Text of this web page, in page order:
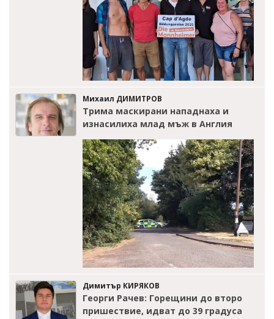
Михаил ДИМИТРОВ
Трима маскирани нападнаха и
изнасилиха млад мъж в Англия
Димитър КИРЯКОВ
Георги Рачев: Горещини до второ
пришествие, идват до 39 градуса